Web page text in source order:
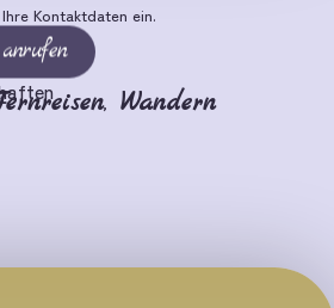
Kontaktdaten ein.
, Wandern